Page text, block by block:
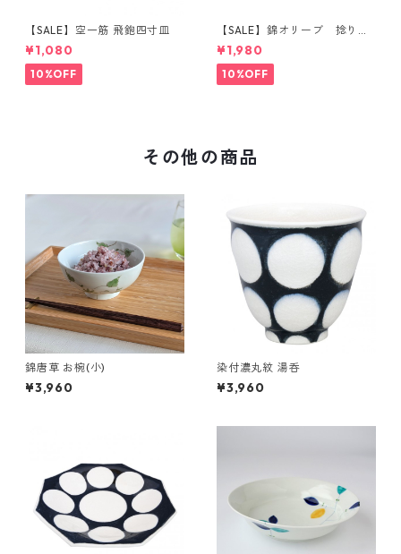
【SALE】空一筋 飛鉋四寸皿
¥1,080
10%OFF
【SALE】錦オリーブ 捻り湯
呑（橙）
¥1,980
10%OFF
その他の商品
錦唐草 お椀(小)
¥3,960
染付濃丸紋 湯呑
¥3,960